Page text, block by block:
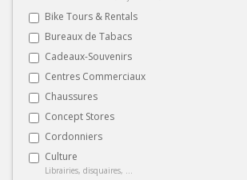
Bike Tours & Rentals
Bureaux de Tabacs
Cadeaux-Souvenirs
Centres Commerciaux
Chaussures
Concept Stores
Cordonniers
Culture
Librairies, disquaires, ...